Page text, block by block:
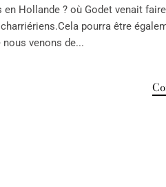
en Hollande ? où Godet venait
pourra être
venons de...